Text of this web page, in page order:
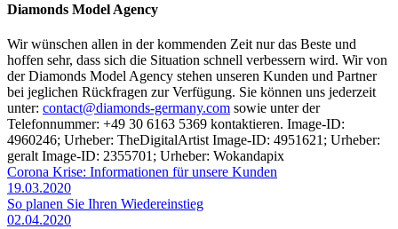
Diamonds Model Agency
Wir wünschen allen in der kommenden Zeit nur das Beste und
hoffen sehr, dass sich die Situation schnell verbessern wird. Wir von
der Diamonds Model Agency stehen unseren Kunden und Partner
bei jeglichen Rückfragen zur Verfügung. Sie können uns jederzeit
unter: contact@diamonds-germany.com sowie unter der
Telefonnummer: +49 30 6163 5369 kontaktieren. Image-ID:
4960246; Urheber: TheDigitalArtist Image-ID: 4951621; Urheber:
geralt Image-ID: 2355701; Urheber: Wokandapix
Corona Krise: Informationen für unsere Kunden
19.03.2020
So planen Sie Ihren Wiedereinstieg
02.04.2020